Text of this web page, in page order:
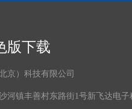
版下载
京）科技有限公司
河镇丰善村东路街1号新飞达电